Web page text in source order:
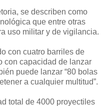
se describen como
que entre otras
uso militar y de vigilancia.
con cuatro barriles de
con capacidad de lanzar
puede lanzar “80 bolas
a cualquier multitud”.
total de 4000 proyectiles